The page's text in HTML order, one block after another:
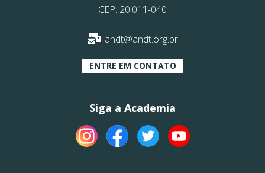
CEP: 20.011-040
andt@andt.org.br
ENTRE EM CONTATO
Siga a Academia